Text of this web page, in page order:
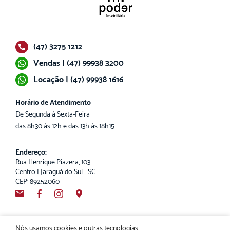
(47) 3275 1212
Vendas | (47) 99938 3200
Locação | (47) 99938 1616
Horário de Atendimento
De Segunda à Sexta-Feira
das 8h30 às 12h e das 13h às 18h15
Endereço:
Rua Henrique Piazera, 103
Centro | Jaraguá do Sul - SC
CEP: 89252060